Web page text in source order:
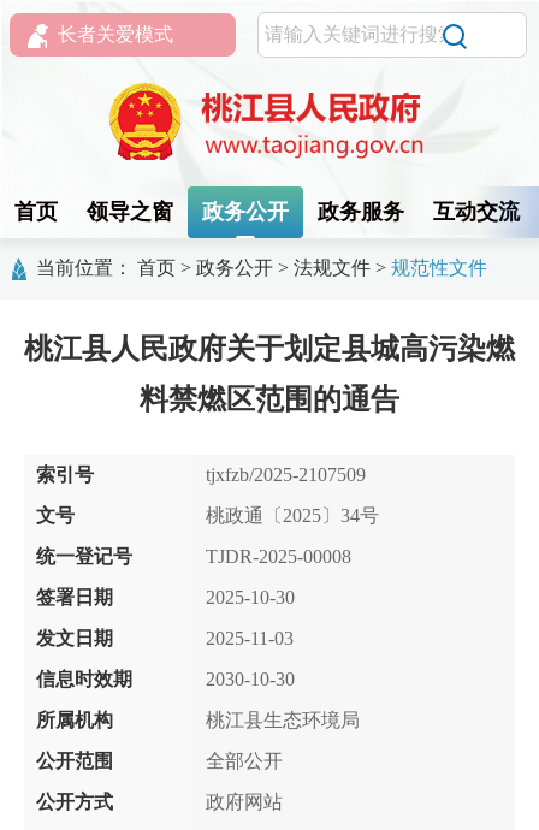
长者关爱模式
首页 领导之窗 政务公开 政务服务 互动交流
当前位置： 首页 > 政务公开 > 法规文件 > 规范性文件
桃江县人民政府关于划定县城高污染燃
料禁燃区范围的通告
索引号
tjxfzb/2025-2107509
文号
桃政通〔2025〕34号
统一登记号
TJDR-2025-00008
签署日期
2025-10-30
发文日期
2025-11-03
信息时效期
2030-10-30
所属机构
桃江县生态环境局
公开范围
全部公开
公开方式
政府网站